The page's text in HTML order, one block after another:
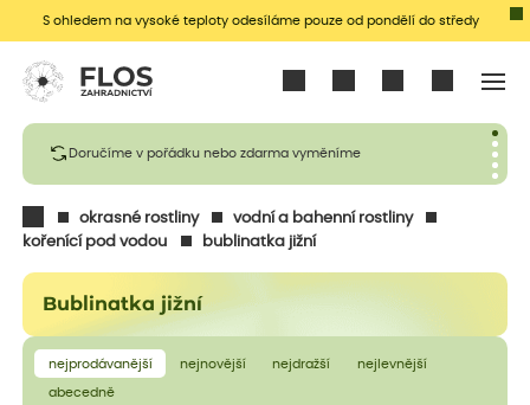
S ohledem na vysoké teploty odesíláme pouze od pondělí do středy
Doručíme v pořádku nebo zdarma vyměníme
okrasné rostliny
vodní a bahenní rostliny
kořenící pod vodou
bublinatka jižní
Bublinatka jižní
nejprodávanější nejnovější nejdražší nejlevnější
abecedně